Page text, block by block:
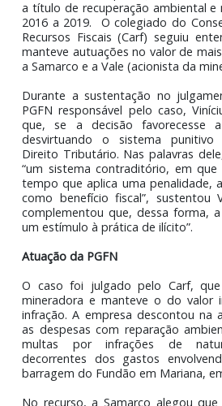
Mais uma vitória para a
União obtida pela Procuradoria-
(PGFN). A decisão foi
Mineração S.A., que deduziu
Renda de Pessoa Jurídica
sobre o Lucro Líquido (CSLL)
a título de recuperação
2016 a 2019. O colegiado do
Recursos Fiscais (Carf)
manteve autuações no valor de
a Samarco e a Vale (acionista da
Durante a sustentação no
PGFN responsável pelo caso,
que, se a decisão
desvirtuando o sistema
Direito Tributário. Nas
“um sistema contraditório,
tempo que aplica uma
como benefício fiscal”,
complementou que, dessa
um estímulo à prática de ilícito”.
Atuação da PGFN